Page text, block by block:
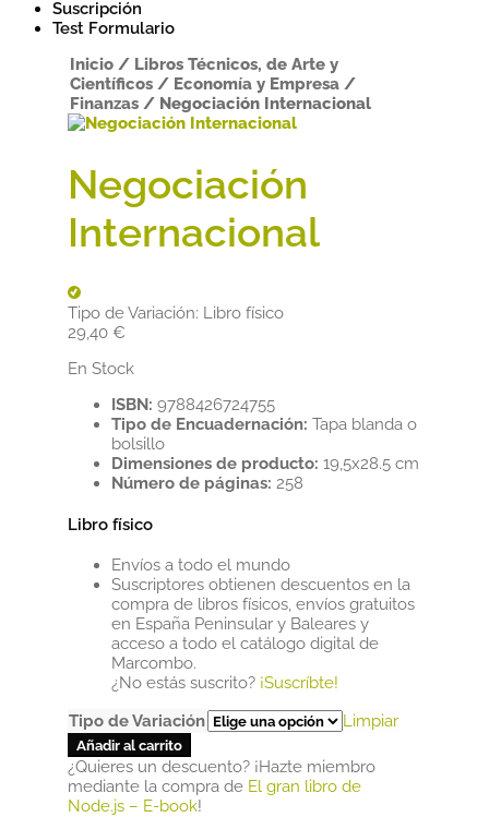
Suscripción
Test Formulario
Inicio / Libros Técnicos, de Arte y
Científicos / Economía y Empresa /
Finanzas / Negociación Internacional
Negociación
Internacional
Tipo de Variación: Libro físico
29,40 €
En Stock
ISBN: 9788426724755
Tipo de Encuadernación: Tapa blanda o
bolsillo
Dimensiones de producto: 19,5x28.5 cm
Número de páginas: 258
Libro físico
Envíos a todo el mundo
Suscriptores obtienen descuentos en la
compra de libros físicos, envíos gratuitos
en España Peninsular y Baleares y
acceso a todo el catálogo digital de
Marcombo.
¿No estás suscrito? ¡Suscríbte!
Tipo de Variación
Limpiar
Añadir al carrito
¿Quieres un descuento? ¡Hazte miembro
mediante la compra de El gran libro de
Node.js – E-book!